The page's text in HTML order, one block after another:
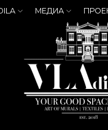
МЕДИА